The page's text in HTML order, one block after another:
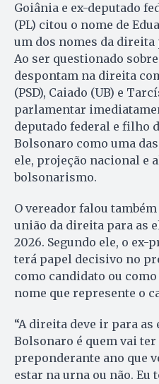
Goiânia e ex-deputado
(PL) citou o nome de
um dos nomes da direita
Ao ser questionado
despontam na direita
(PSD), Caiado (UB) e
parlamentar
deputado federal e filho
Bolsonaro como uma
ele, projeção nacional e
bolsonarismo.
O vereador falou
união da direita para as
2026. Segundo ele, o
terá papel decisivo no
como candidato ou
nome que represente o
“A direita deve ir para as
Bolsonaro é quem vai
preponderante ano que
estar na urna ou não. Eu